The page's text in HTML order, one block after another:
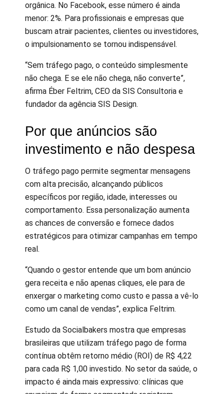
orgânica. No Facebook, esse número é ainda
menor: 2%. Para profissionais e empresas que
buscam atrair pacientes, clientes ou investidores,
o impulsionamento se tornou indispensável.
“Sem tráfego pago, o conteúdo simplesmente
não chega. E se ele não chega, não converte”,
afirma Éber Feltrim, CEO da SIS Consultoria e
fundador da agência SIS Design.
Por que anúncios são
investimento e não despesa
O tráfego pago permite segmentar mensagens
com alta precisão, alcançando públicos
específicos por região, idade, interesses ou
comportamento. Essa personalização aumenta
as chances de conversão e fornece dados
estratégicos para otimizar campanhas em tempo
real.
“Quando o gestor entende que um bom anúncio
gera receita e não apenas cliques, ele para de
enxergar o marketing como custo e passa a vê-lo
como um canal de vendas”, explica Feltrim.
Estudo da Socialbakers mostra que empresas
brasileiras que utilizam tráfego pago de forma
contínua obtêm retorno médio (ROI) de R$ 4,22
para cada R$ 1,00 investido. No setor da saúde, o
impacto é ainda mais expressivo: clínicas que